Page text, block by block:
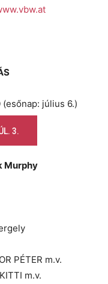
(esőnap: július 6.)
3.
Murphy
PÉTER m.v.
m.v.